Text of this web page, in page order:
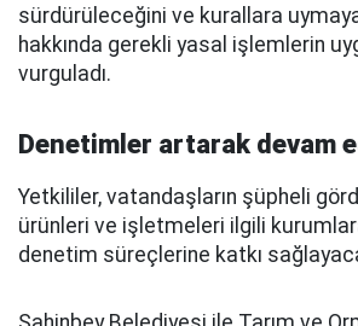
sürdürüleceğini ve kurallara
hakkında gerekli yasal işlemlerin
vurguladı.
Denetimler artarak devam
Yetkililer, vatandaşların şüpheli
ürünleri ve işletmeleri ilgili
denetim süreçlerine katkı